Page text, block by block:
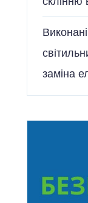
заміна